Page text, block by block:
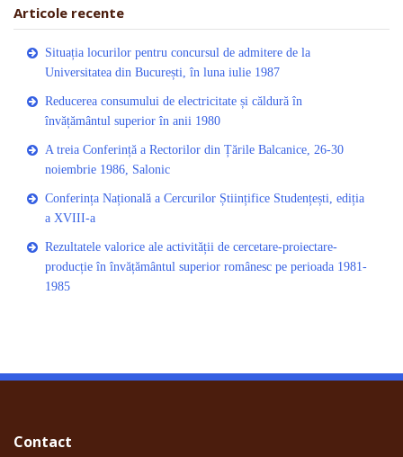
Articole recente
Situația locurilor pentru concursul de admitere de la
Universitatea din București, în luna iulie 1987
Reducerea consumului de electricitate și căldură în
învățământul superior în anii 1980
A treia Conferință a Rectorilor din Țările Balcanice, 26-30
noiembrie 1986, Salonic
Conferința Națională a Cercurilor Științifice Studențești, ediția
a XVIII-a
Rezultatele valorice ale activității de cercetare-proiectare-
producție în învățământul superior românesc pe perioada 1981-
1985
Contact